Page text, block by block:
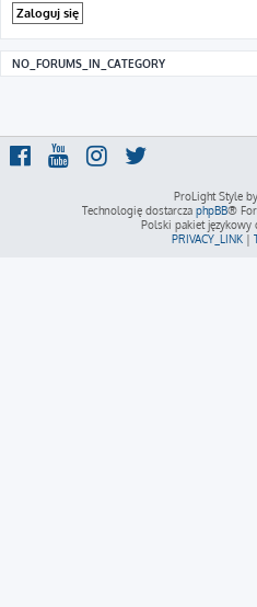
NO_FORUMS_IN_CATEGORY
ProLight Style by
Technologię dostarcza phpBB®
Polski pakiet językowy
PRIVACY_LINK |